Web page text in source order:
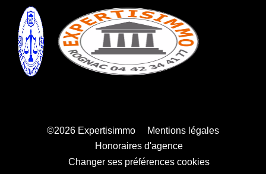
©2026 Expertisimmo
Mentions légales
Honoraires d'agence
Changer ses préférences cookies